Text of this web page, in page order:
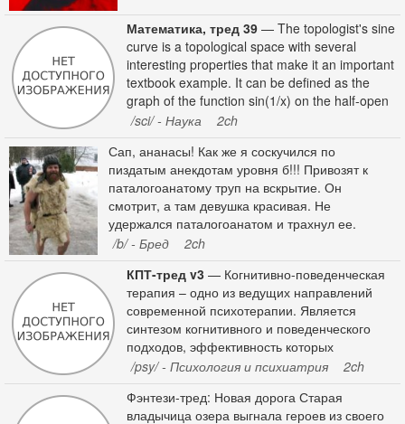
Математика, тред 39 — The topologist's sine
curve is a topological space with several
interesting properties that make it an important
textbook example. It can be defined as the
graph of the function sin(1/x) on the half-open
interval (0, 1], together with the origin, under
the topology induced from the Euclidean plane:
T = { (x, sin 1/x) : x∈(0;1] } ∪ { (0,0) }. The
topologist's sine curve T is connected but
neither locally connected nor path connected.
This is because it includes the point
/sci/ - Наука
2ch
Сап, ананасы! Как же я соскучился по
пиздатым анекдотам уровня б!!! Привозят к
паталогоанатому труп на вскрытие. Он
смотрит, а там девушка красивая. Не
удержался паталогоанатом и трахнул ее.
Потом вскрытие сделал, зашил и отдал
родственникам. Проходит 2 дня и снится ему
сон: эта девушка смотрит на него и говорит: -
выкопай меня и еще раз трахни! После этого
тебе повезет! Мужик в холодном поту
проснулся, весь день сам не свой ходил.
Следующая ночь - опять она с той же
просьбой. Так продолжалось 2 недели. В
/b/ - Бред
2ch
КПТ-тред v3 — Когнитивно-поведенческая
терапия – одно из ведущих направлений
современной психотерапии. Является
синтезом когнитивного и поведенческого
подходов, эффективность которых
подтверждена множеством научных
экспериментов и исследований. Суть:
Эмоциональные и поведенческие проблемы
в большинстве случаев вызваны не
/psy/ - Психология и психиатрия
2ch
Фэнтези-тред: Новая дорога Старая
владычица озера выгнала героев из своего